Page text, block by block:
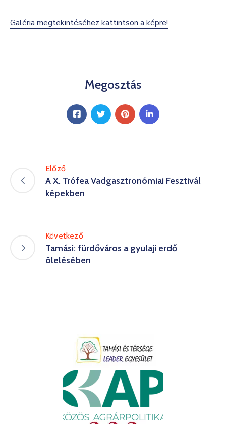
Galéria megtekintéséhez kattintson a képre!
Megosztás
Előző
A X. Trófea Vadgasztronómiai Fesztivál
képekben
Következő
Tamási: fürdőváros a gyulaji erdő
ölelésében